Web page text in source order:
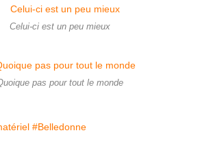
Celui-ci est un peu mieux
pas pour tout le monde
#Belledonne